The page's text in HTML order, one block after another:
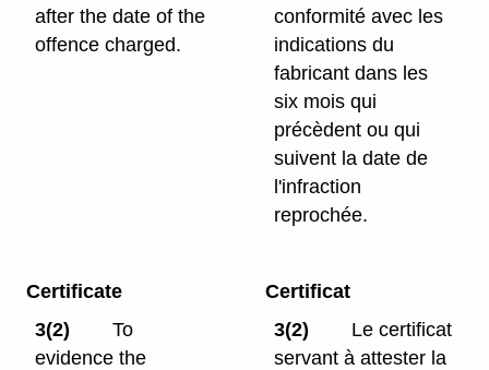
after the date of the
offence charged.
conformité avec les
indications du
fabricant dans les
six mois qui
précèdent ou qui
suivent la date de
l'infraction
reprochée.
Certificate
3(2)
To
evidence the
Certificat
3(2)
Le certificat
servant à attester la